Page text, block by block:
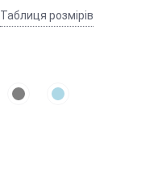
Таблиця розмірів